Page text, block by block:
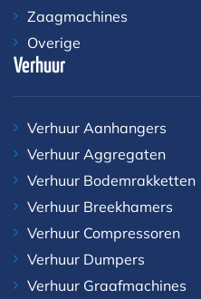
Zaagmachines
Overige
Verhuur
Verhuur Aanhangers
Verhuur Aggregaten
Verhuur Bodemrakketten
Verhuur Breekhamers
Verhuur Compressoren
Verhuur Dumpers
Verhuur Graafmachines